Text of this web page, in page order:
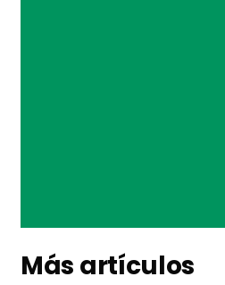
Más artículos